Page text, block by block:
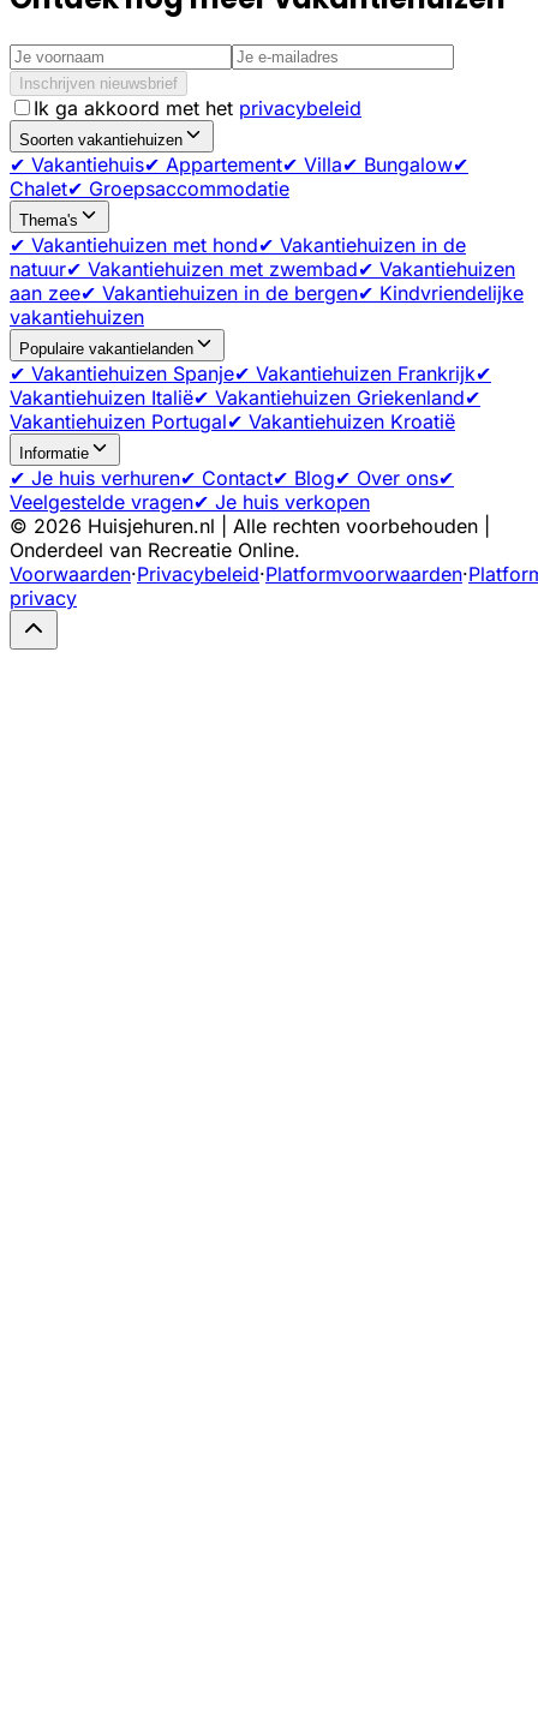
Inschrijven nieuwsbrief
Ik ga akkoord met het privacybeleid
Soorten vakantiehuizen
✔ Vakantiehuis✔ Appartement✔ Villa✔ Bungalow✔
Chalet✔ Groepsaccommodatie
Thema's
✔ Vakantiehuizen met hond✔ Vakantiehuizen in de
natuur✔ Vakantiehuizen met zwembad✔ Vakantiehuizen
aan zee✔ Vakantiehuizen in de bergen✔ Kindvriendelijke
vakantiehuizen
Populaire vakantielanden
✔ Vakantiehuizen Spanje✔ Vakantiehuizen Frankrijk✔
Vakantiehuizen Italië✔ Vakantiehuizen Griekenland✔
Vakantiehuizen Portugal✔ Vakantiehuizen Kroatië
Informatie
✔ Je huis verhuren✔ Contact✔ Blog✔ Over ons✔
Veelgestelde vragen✔ Je huis verkopen
© 2026 Huisjehuren.nl | Alle rechten voorbehouden |
Onderdeel van Recreatie Online.
Voorwaarden·Privacybeleid·Platformvoorwaarden·
privacy